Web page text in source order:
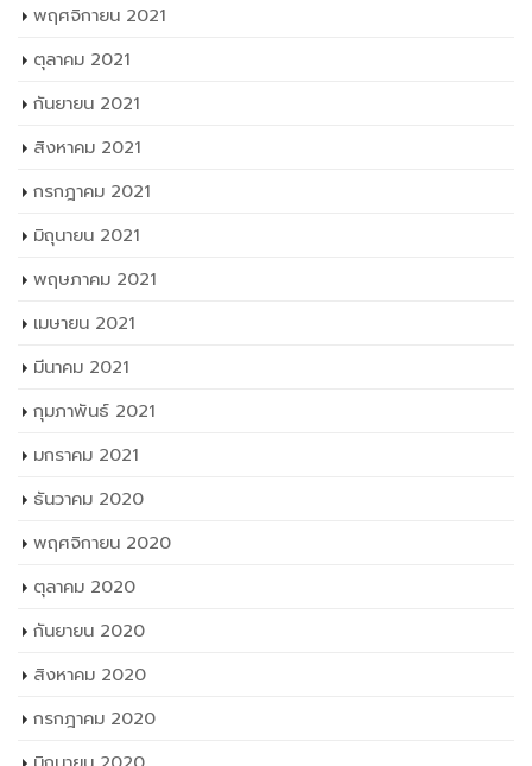
พฤศจิกายน 2021
ตุลาคม 2021
กันยายน 2021
สิงหาคม 2021
กรกฎาคม 2021
มิถุนายน 2021
พฤษภาคม 2021
เมษายน 2021
มีนาคม 2021
กุมภาพันธ์ 2021
มกราคม 2021
ธันวาคม 2020
พฤศจิกายน 2020
ตุลาคม 2020
กันยายน 2020
สิงหาคม 2020
กรกฎาคม 2020